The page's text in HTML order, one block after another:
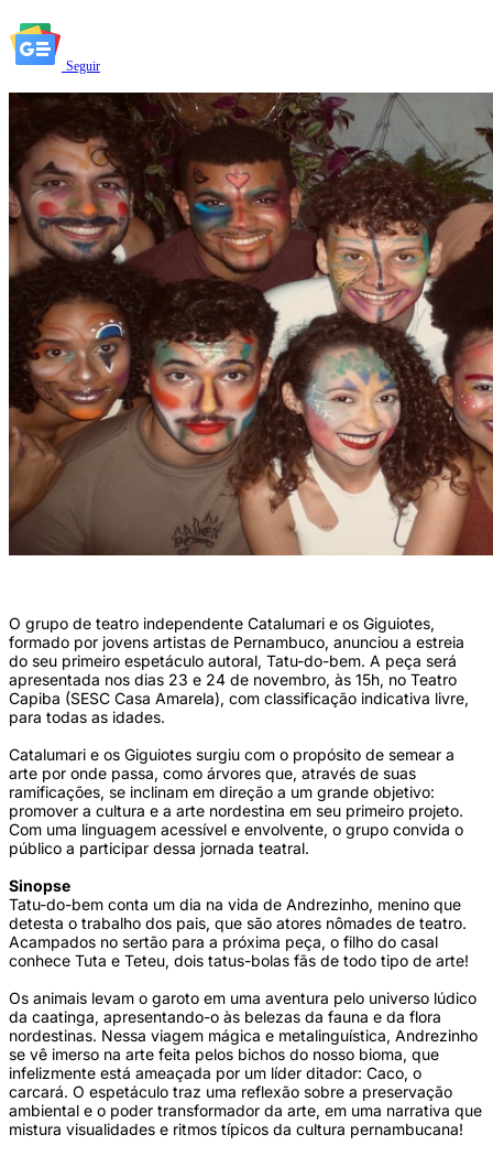
Seguir
O grupo de teatro independente Catalumari e os Giguiotes,
formado por jovens artistas de Pernambuco, anunciou a estreia
do seu primeiro espetáculo autoral, Tatu-do-bem. A peça será
apresentada nos dias 23 e 24 de novembro, às 15h, no Teatro
Capiba (SESC Casa Amarela), com classificação indicativa livre,
para todas as idades.
Catalumari e os Giguiotes surgiu com o propósito de semear a
arte por onde passa, como árvores que, através de suas
ramificações, se inclinam em direção a um grande objetivo:
promover a cultura e a arte nordestina em seu primeiro projeto.
Com uma linguagem acessível e envolvente, o grupo convida o
público a participar dessa jornada teatral.
Sinopse
Tatu-do-bem conta um dia na vida de Andrezinho, menino que
detesta o trabalho dos pais, que são atores nômades de teatro.
Acampados no sertão para a próxima peça, o filho do casal
conhece Tuta e Teteu, dois tatus-bolas fãs de todo tipo de arte!
Os animais levam o garoto em uma aventura pelo universo lúdico
da caatinga, apresentando-o às belezas da fauna e da flora
nordestinas. Nessa viagem mágica e metalinguística, Andrezinho
se vê imerso na arte feita pelos bichos do nosso bioma, que
infelizmente está ameaçada por um líder ditador: Caco, o
carcará. O espetáculo traz uma reflexão sobre a preservação
ambiental e o poder transformador da arte, em uma narrativa que
mistura visualidades e ritmos típicos da cultura pernambucana!